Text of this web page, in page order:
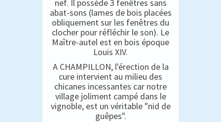
nef. Il possède 3 fenêtres sans
abat-sons (lames de bois placées
obliquement sur les fenêtres du
clocher pour réfléchir le son). Le
Maître-autel est en bois époque
Louis XIV.
A CHAMPILLON, l'érection de la
cure intervient au milieu des
chicanes incessantes car notre
village joliment campé dans le
vignoble, est un véritable "nid de
guêpes".